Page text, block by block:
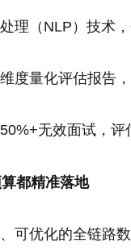
理（NLP）技术
度量化评估报告
无效面试，
都精准落地
可优化的全链路